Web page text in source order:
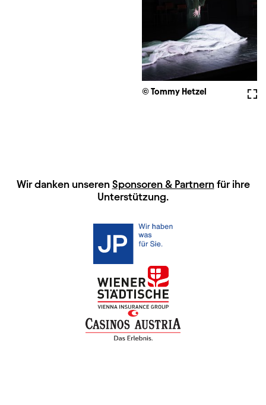
© Tommy Hetzel
HAUPTSPONSOREN
Wir danken unseren Sponsoren & Partnernfür ihre
Unterstützung.